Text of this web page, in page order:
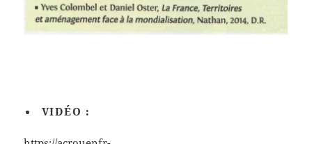
VIDÉO :